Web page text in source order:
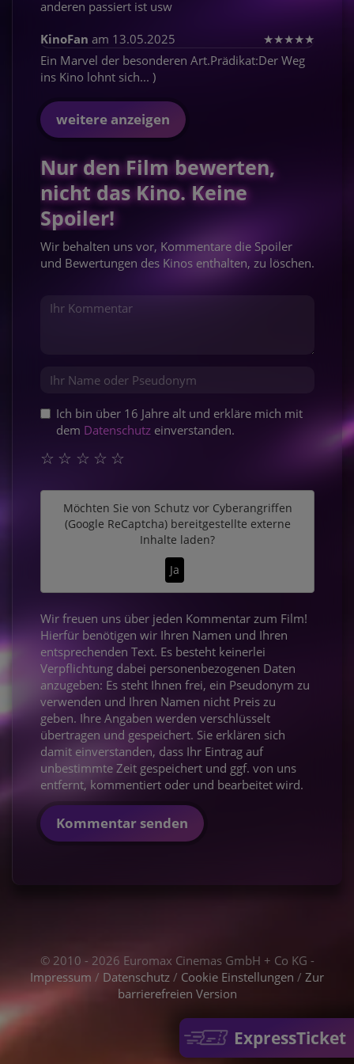
ExpressTicket
anderen passiert ist usw
KinoFan am 13.05.2025 ★★★★★
Ein Marvel der besonderen Art.Prädikat:Der Weg
ins Kino lohnt sich... )
weitere anzeigen
Nur den Film bewerten,
nicht das Kino. Keine
Spoiler!
Wir behalten uns vor, Kommentare die Spoiler
und Bewertungen des Kinos enthalten, zu löschen.
Ich bin über 16 Jahre alt und erkläre mich mit
dem Datenschutz einverstanden.
☆
☆
☆
☆
☆
Möchten Sie von Schutz vor Cyberangriffen
(Google ReCaptcha)bereitgestellte externe
Inhalte laden?
Ja
Wir freuen uns über jeden Kommentar zum Film!
Hierfür benötigen wir Ihren Namen und Ihren
entsprechenden Text. Es besteht keinerlei
Verpflichtung dabei personenbezogenen Daten
anzugeben: Es steht Ihnen frei, ein Pseudonym zu
verwenden und Ihren Namen nicht Preis zu
geben. Ihre Angaben werden verschlüsselt
übertragen und gespeichert. Sie erklären sich
damit einverstanden, dass Ihr Eintrag auf
unbestimmte Zeit gespeichert und ggf. von uns
entfernt, kommentiert oder und bearbeitet wird.
Kommentar senden
© 2010 - 2026 Euromax Cinemas GmbH + Co KG -
Impressum / Datenschutz / Cookie Einstellungen / Zur
barrierefreien Version